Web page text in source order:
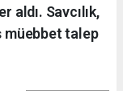
aldı. Savcılık,
müebbet talep